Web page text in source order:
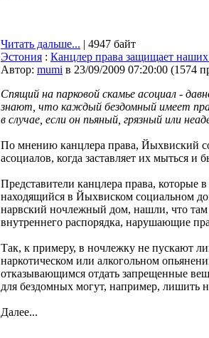
Читать дальше... | 4947 байт
Эстония : Канцлер права защищает
Автор: mumi в 23/09/2009 07:20:00 (1574
Спящий на парковой скамье асоциал -
знают, что каждый бездомный имеет
в случае, если он пьяный, грязный или
По мнению канцлера права, Йыхвиский
асоциалов, когда заставляет их мыться и
Представители канцлера права, которые
находящийся в Йыхвиском социальном
нарвский ночлежный дом, нашли, что
внутреннего распорядка, нарушающие
Так, к примеру, в ночлежку не пускают
наркотическом или алкогольном
отказывающимся отдать запрещенные
для бездомных могут, например, лишить
Далее...